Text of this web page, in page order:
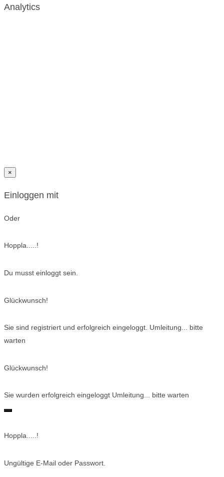
Analytics
×
Einloggen mit
Oder
Hoppla.....!
Du musst einloggt sein.
Glückwunsch!
Sie sind registriert und erfolgreich eingeloggt. Umleitung... bitte
warten
Glückwunsch!
Sie wurden erfolgreich eingeloggt Umleitung... bitte warten
Hoppla.....!
Ungültige E-Mail oder Passwort.